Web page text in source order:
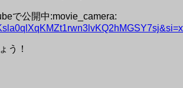
で公開中:movie_camera:
う！